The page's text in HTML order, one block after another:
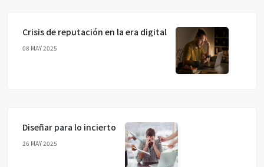
Crisis de reputación en la era digital
08 MAY 2025
Diseñar para lo incierto
26 MAY 2025